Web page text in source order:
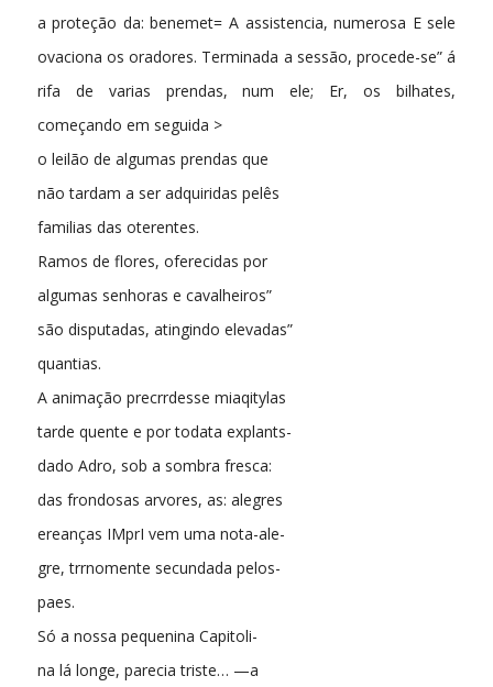
a proteção da: benemet= A assistencia, numerosa E sele
ovaciona os oradores. Terminada a sessão, procede-se” á
rifa de varias prendas, num ele; Er, os bilhates,
começando em seguida >
o leilão de algumas prendas que
não tardam a ser adquiridas pelês
familias das oterentes.
Ramos de flores, oferecidas por
algumas senhoras e cavalheiros”
são disputadas, atingindo elevadas”
quantias.
A animação precrrdesse miaqitylas
tarde quente e por todata explants-
dado Adro, sob a sombra fresca:
das frondosas arvores, as: alegres
ereanças IMprI vem uma nota-ale-
gre, trrnomente secundada pelos-
paes.
Só a nossa pequenina Capitoli-
na lá longe, parecia triste… —a